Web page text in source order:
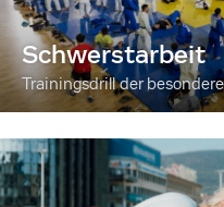
Schwerstarbeit
Trainingsdrill der